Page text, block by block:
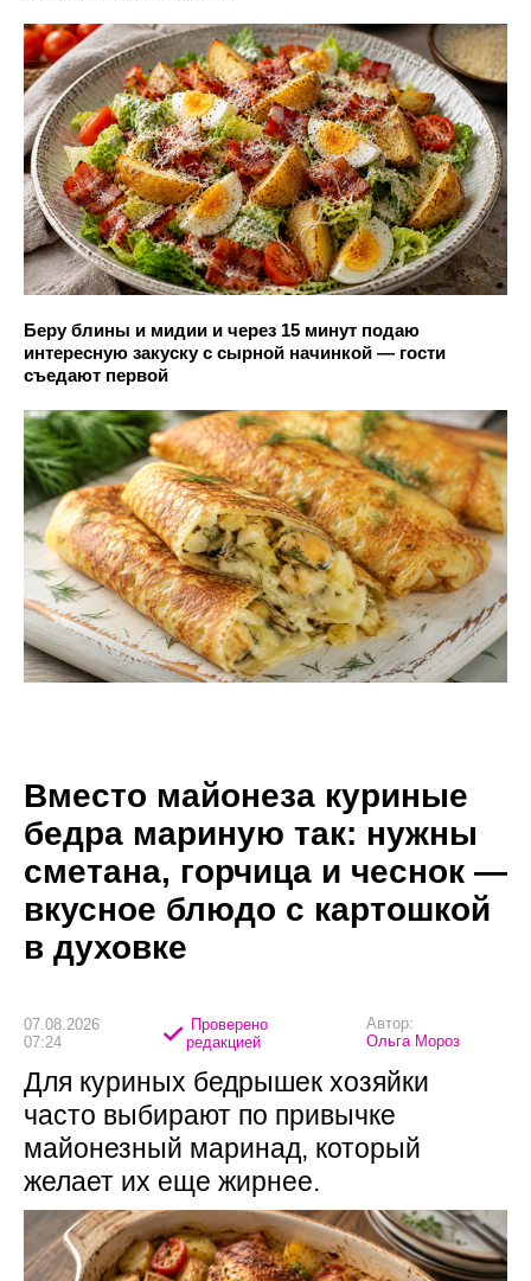
Беру блины и мидии и через 15 минут подаю
интересную закуску с сырной начинкой — гости
съедают первой
Вместо майонеза куриные
бедра мариную так: нужны
сметана, горчица и чеснок —
вкусное блюдо с картошкой
в духовке
07.08.2026
07:24
Проверено
редакцией
Автор:
Ольга Мороз
Для куриных бедрышек хозяйки
часто выбирают по привычке
майонезный маринад, который
желает их еще жирнее.